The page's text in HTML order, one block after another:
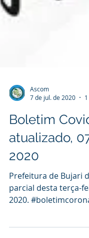
Ascom
Boletim
atualizado,
2020
Prefeitura de Bujari
parcial desta terça-
#covid19...